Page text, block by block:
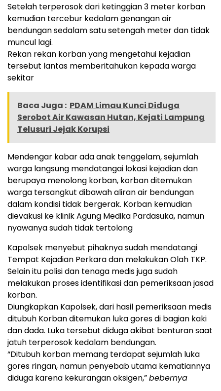
Setelah terperosok dari ketinggian 3 meter korban
kemudian tercebur kedalam genangan air
bendungan sedalam satu setengah meter dan tidak
muncul lagi.
Rekan rekan korban yang mengetahui kejadian
tersebut lantas memberitahukan kepada warga
sekitar
Baca Juga : PDAM Limau Kunci Diduga
Serobot Air Kawasan Hutan, Kejati Lampung
Telusuri Jejak Korupsi
Mendengar kabar ada anak tenggelam, sejumlah
warga langsung mendatangai lokasi kejadian dan
berupaya menolong korban, korban ditemukan
warga tersangkut dibawah aliran air bendungan
dalam kondisi tidak bergerak. Korban kemudian
dievakusi ke klinik Agung Medika Pardasuka, namun
nyawanya sudah tidak tertolong
Kapolsek menyebut pihaknya sudah mendatangi
Tempat Kejadian Perkara dan melakukan Olah TKP.
Selain itu polisi dan tenaga medis juga sudah
melakukan proses identifikasi dan pemeriksaan jasad
korban.
Diungkapkan Kapolsek, dari hasil pemeriksaan medis
ditubuh Korban ditemukan luka gores di bagian kaki
dan dada. Luka tersebut diduga akibat benturan saat
jatuh terperosok kedalam bendungan.
“Ditubuh korban memang terdapat sejumlah luka
gores ringan, namun penyebab utama kematiannya
diduga karena kekurangan oksigen,”bebernya